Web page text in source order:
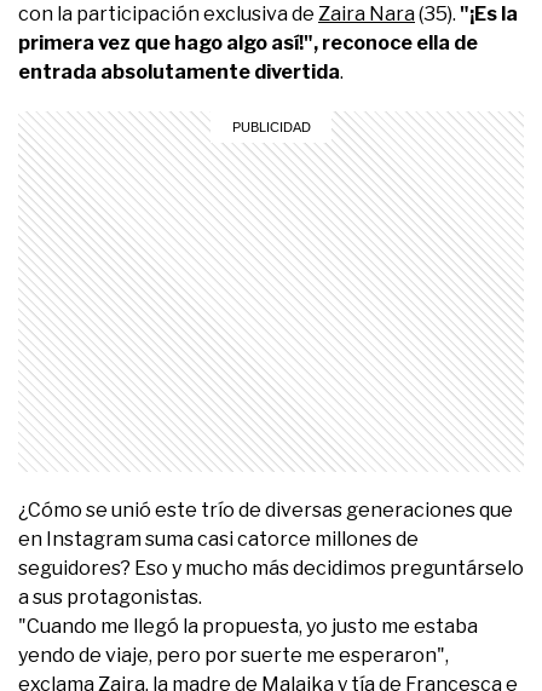
con la participación exclusiva de Zaira Nara(35). "¡Es la
primera vez que hago algo así!", reconoce ella de
entrada absolutamente divertida.
¿Cómo se unió este trío de diversas generaciones que
en Instagram suma casi catorce millones de
seguidores? Eso y mucho más decidimos preguntárselo
a sus protagonistas.
"Cuando me llegó la propuesta, yo justo me estaba
yendo de viaje, pero por suerte me esperaron",
exclama Zaira, la madre de Malaika y tía de Francesca e